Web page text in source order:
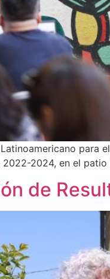
para
2022-2024, en el
de